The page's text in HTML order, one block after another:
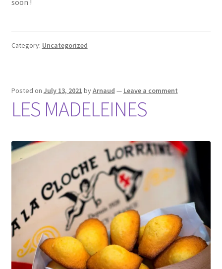
soon !
Category: Uncategorized
Posted on July 13, 2021 byArnaud — Leave a comment
LES MADELEINES